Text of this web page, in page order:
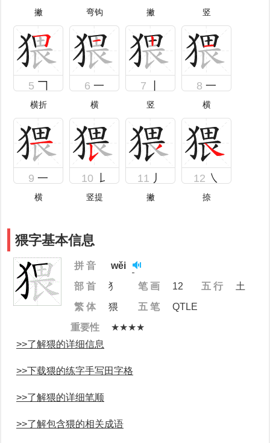
撇 弯钩 撇 竖
5 𠃍
横折
6 一
横
7
竖
8 一
横
9 一
横
10 𠄌
竖提
11 丿
撇
12 ㇏
捺
猥字基本信息
拼 音
wěi
部 首
犭 笔 画 12 五 行
土
繁 体
猥 五 笔
QTLE
重要性
★★★★
>>了解猥的详细信息
>>下载猥的练字手写田字格
>>了解猥的详细笔顺
>>了解包含猥的相关成语